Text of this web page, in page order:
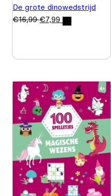
De grote dinowedstrijd
€16,99 €7,99